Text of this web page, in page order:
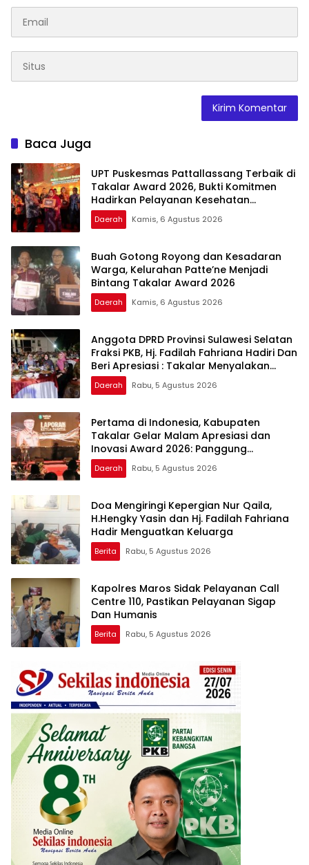
Baca Juga
UPT Puskesmas Pattallassang Terbaik di
Takalar Award 2026, Bukti Komitmen
Hadirkan Pelayanan Kesehatan
Berkualitas
Daerah Kamis, 6 Agustus 2026
Buah Gotong Royong dan Kesadaran
Warga, Kelurahan Patte’ne Menjadi
Bintang Takalar Award 2026
Daerah Kamis, 6 Agustus 2026
Anggota DPRD Provinsi Sulawesi Selatan
Fraksi PKB, Hj. Fadilah Fahriana Hadiri Dan
Beri Apresiasi : Takalar Menyalakan
Lentera Pengabdian Melalui Malam
Apresiasi dan Inovasi Award 2026
Daerah Rabu, 5 Agustus 2026
Pertama di Indonesia, Kabupaten
Takalar Gelar Malam Apresiasi dan
Inovasi Award 2026: Panggung
Penghargaan bagi Pelayan Publik
Berprestasi
Daerah Rabu, 5 Agustus 2026
Doa Mengiringi Kepergian Nur Qaila,
H.Hengky Yasin dan Hj. Fadilah Fahriana
Hadir Menguatkan Keluarga
Berita Rabu, 5 Agustus 2026
Kapolres Maros Sidak Pelayanan Call
Centre 110, Pastikan Pelayanan Sigap
Dan Humanis
Berita Rabu, 5 Agustus 2026